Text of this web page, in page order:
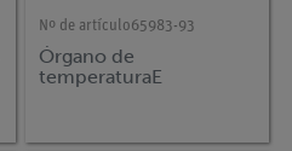
Nº de artículo65983-93
Órgano de
temperaturaE